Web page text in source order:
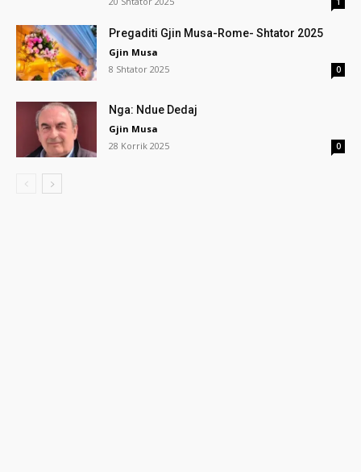
Pregaditi Gjin Musa-Rome- Shtator 2025
Gjin Musa
8 Shtator 2025
0
Nga: Ndue Dedaj
Gjin Musa
28 Korrik 2025
0